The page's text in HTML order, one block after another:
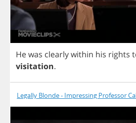
Hewas clearlywithin his rights
visitation.
Legally Blonde - Impressing Professor